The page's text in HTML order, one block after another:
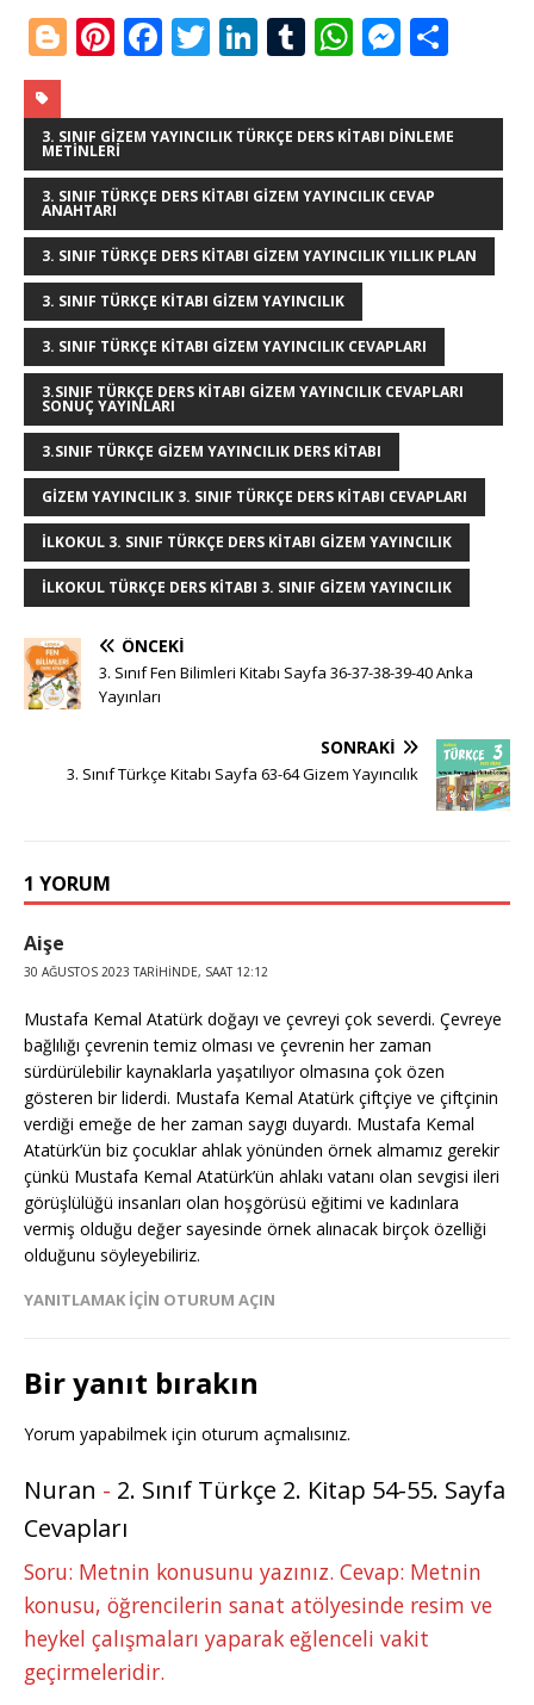
Bl
g
g
e
r
Pi
te
r
e
st
F
c
e
b
o
o
k
T
it
te
r
Li
k
e
dI
n
T
m
bl
r
W
at
s
A
p
p
M
ss
e
n
g
e
ar
e
3. SINIF GIZEM YAYINCILIK TÜRKÇE DERS KITABI DINLEME
METINLERI
3. SINIF TÜRKÇE DERS KITABI GIZEM YAYINCILIK CEVAP
ANAHTARI
3. SINIF TÜRKÇE DERS KITABI GIZEM YAYINCILIK YILLIK PLAN
3. SINIF TÜRKÇE KITABI GIZEM YAYINCILIK
3. SINIF TÜRKÇE KITABI GIZEM YAYINCILIK CEVAPLARI
3.SINIF TÜRKÇE DERS KITABI GIZEM YAYINCILIK CEVAPLARI
SONUÇ YAYINLARI
3.SINIF TÜRKÇE GIZEM YAYINCILIK DERS KITABI
GIZEM YAYINCILIK 3. SINIF TÜRKÇE DERS KITABI CEVAPLARI
ILKOKUL 3. SINIF TÜRKÇE DERS KITABI GIZEM YAYINCILIK
ILKOKUL TÜRKÇE DERS KITABI 3. SINIF GIZEM YAYINCILIK
ÖNCEKI
3. Sınıf Fen Bilimleri Kitabı Sayfa 36-37-38-39-40 Anka
Yayınları
SONRAKI
3. Sınıf Türkçe Kitabı Sayfa 63-64 Gizem Yayıncılık
1 YORUM
Aişe
30 AĞUSTOS 2023 TARIHINDE, SAAT 12:12
Mustafa Kemal Atatürk doğayı ve çevreyi çok severdi. Çevreye
bağlılığı çevrenin temiz olması ve çevrenin her zaman
sürdürülebilir kaynaklarla yaşatılıyor olmasına çok özen
gösteren bir liderdi. Mustafa Kemal Atatürk çiftçiye ve çiftçinin
verdiği emeğe de her zaman saygı duyardı. Mustafa Kemal
Atatürk’ün biz çocuklar ahlak yönünden örnek almamız gerekir
çünkü Mustafa Kemal Atatürk’ün ahlakı vatanı olan sevgisi ileri
görüşlülüğü insanları olan hoşgörüsü eğitimi ve kadınlara
vermiş olduğu değer sayesinde örnek alınacak birçok özelliği
olduğunu söyleyebiliriz.
YANITLAMAK IÇIN OTURUM AÇIN
Bir yanıt bırakın
Yorum yapabilmek için oturum açmalısınız.
Nuran - 2. Sınıf Türkçe 2. Kitap 54-55. Sayfa
Cevapları
Soru: Metnin konusunu yazınız. Cevap: Metnin
konusu, öğrencilerin sanat atölyesinde resim ve
heykel çalışmaları yaparak eğlenceli vakit
geçirmeleridir.